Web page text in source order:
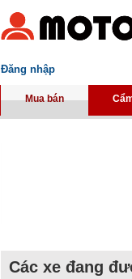
Đăng nhập
Mua bán
Các xe đang